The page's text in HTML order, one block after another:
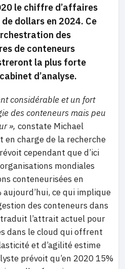
le chiffre d’affaires
dollars en 2024. Ce
des
de conteneurs
la plus forte
d’analyse.
considérable et un fort
des conteneurs mais peu
», constate Michael
en charge de la recherche
cependant que d’ici
mondiales
conteneurisées en
ce qui implique
des conteneurs dans
l’attrait actuel pour
dans le cloud qui offrent
et d’agilité estime
prévoit qu’en 2020 15%